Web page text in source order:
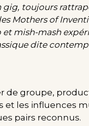
gig, toujours
Mothers of
mish-mash
dite
de groupe,
les influences
pairs reconnus.